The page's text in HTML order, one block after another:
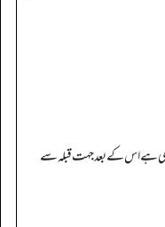
ہے اس کے بعد جہت قبلہ سے